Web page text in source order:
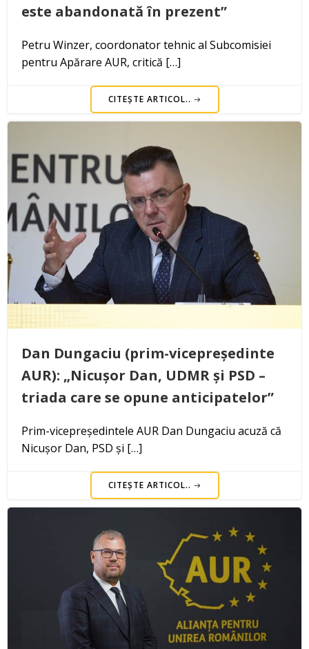
este abandonată în prezent”
Petru Winzer, coordonator tehnic al Subcomisiei
pentru Apărare AUR, critică […]
CITEȘTE ARTICOL..
Dan Dungaciu (prim-vicepreședinte
AUR): „Nicușor Dan, UDMR și PSD –
triada care se opune anticipatelor”
Prim-vicepreședintele AUR Dan Dungaciu acuză că
Nicușor Dan, PSD și […]
CITEȘTE ARTICOL..